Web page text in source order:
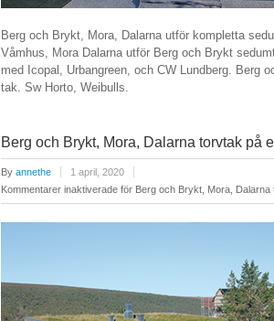
Berg och Brykt, Mora, Dalarna utför kompletta
Våmhus, Mora Dalarna utför Berg och Brykt
med Icopal, Urbangreen, och CW Lundberg. Berg
tak. Sw Horto, Weibulls.
Berg och Brykt, Mora, Dalarna torvtak på
By annethe
1 april, 2020
Kommentarer inaktiverade för Berg och Brykt, Mora, Dalarna